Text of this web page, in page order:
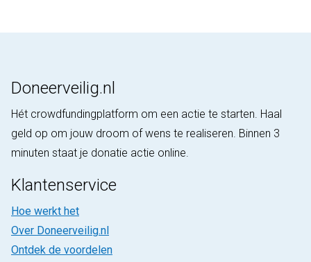
Doneerveilig.nl
Hét crowdfundingplatform om een actie te starten. Haal
geld op om jouw droom of wens te realiseren. Binnen 3
minuten staat je donatie actie online.
Klantenservice
Hoe werkt het
Over Doneerveilig.nl
Ontdek de voordelen